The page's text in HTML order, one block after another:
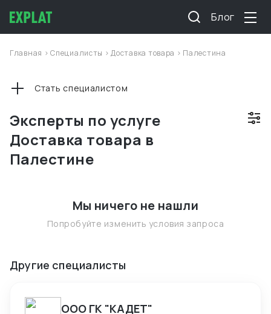
Блог
Главная >Специалисты >Доставка товара > Палестина
Эксперты по услуге
Доставка товара в
Палестине
Стать специалистом
Мы ничего не нашли
Попробуйте изменить условия запроса
Другие специалисты
ООО ГК "КАДЕТ"